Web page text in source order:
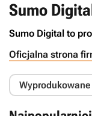
Sumo
Sumo Digital to
Oficjalna strona